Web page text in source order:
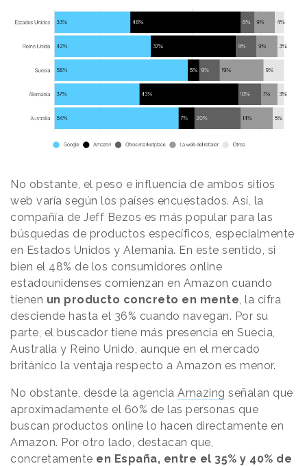
No obstante, el peso e influencia de ambos sitios
web varía según los países encuestados. Así, la
compañía de Jeff Bezos es más popular para las
búsquedas de productos específicos, especialmente
en Estados Unidos y Alemania. En este sentido, si
bien el 48% de los consumidores online
estadounidenses comienzan en Amazon cuando
tienen un producto concreto en mente , la cifra
desciende hasta el 36% cuando navegan. Por su
parte, el buscador tiene más presencia en Suecia,
Australia y Reino Unido, aunque en el mercado
británico la ventaja respecto a Amazon es menor.
No obstante, desde la agencia Amazing señalan que
aproximadamente el 60% de las personas que
buscan productos online lo hacen directamente en
Amazon. Por otro lado, destacan que,
concretamente en España, entre el 35% y 40% de